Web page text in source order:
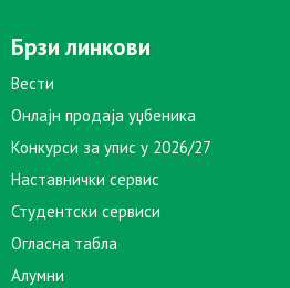
Брзи линкови
Вести
Онлајн продаја уџбеника
Конкурси за упис у 2026/27
Наставнички сервис
Студентски сервиси
Огласна табла
Алумни